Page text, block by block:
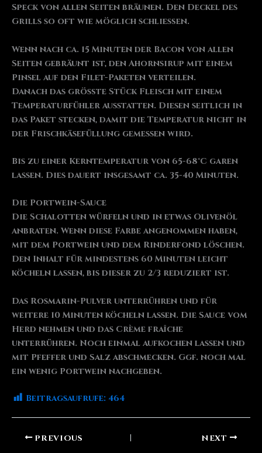
Speck von allen Seiten bräunen. Den Deckel des
Grills so oft wie möglich schließen.
Wenn nach ca. 15 Minuten der Bacon von allen
Seiten gebräunt ist, den Ahornsirup mit einem
Pinsel auf den Filet-Paketen verteilen.
Danach das größte Stück Fleisch mit einem
Temperaturfühler ausstatten. Diesen seitlich in
das Paket stecken, damit die Temperatur nicht in
der Frischkäsefüllung gemessen wird.
Bis zu einer Kerntemperatur von 65-68°C garen
lassen. Dies dauert insgesamt ca. 35-40 Minuten.
Die Portwein-Sauce
Die Schalotten würfeln und in etwas Olivenöl
anbraten. Wenn diese Farbe angenommen haben,
mit dem Portwein und dem Rinderfond löschen.
Den Inhalt für mindestens 60 Minuten leicht
köcheln lassen, bis dieser zu 2/3 reduziert ist.
Das Rosmarin-Pulver unterrühren und für
weitere 10 Minuten köcheln lassen. Die Sauce vom
Herd nehmen und das Crème fraîche
unterrühren. Noch einmal aufkochen lassen und
mit Pfeffer und Salz abschmecken. Ggf. noch mal
ein wenig Portwein nachgeben.
Beitragsaufrufe: 464
PREVIOUS NEXT